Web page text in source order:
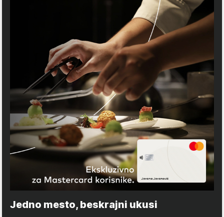
Jedno mesto, beskrajni ukusi